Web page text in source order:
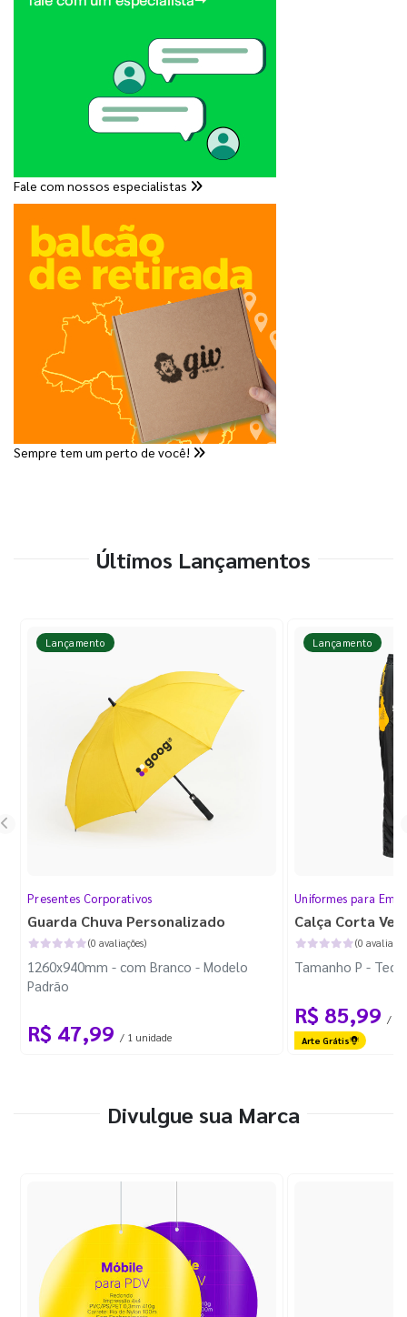
Fale com nossos especialistas
Sempre tem um perto de você!
Últimos Lançamentos
Lançamento
Presentes Corporativos
Guarda Chuva Personalizado
(0 avaliações)
1260x940mm - com Branco - Modelo
Padrão
R$ 47,99 / 1 unidade
Lançamento
Uniformes para
Calça Corta
(0
Tamanho P -
R$ 85,99 / 1
Arte Grátis
Divulgue sua Marca